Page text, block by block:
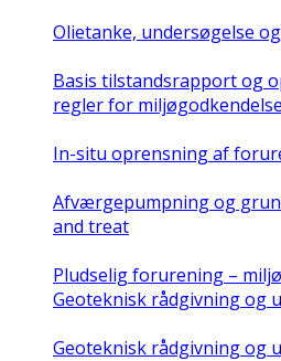
Olietanke, undersøgelse
Basis tilstandsrapport og
regler for miljøgodkendelse
In-situ oprensning af
Afværgepumpning og
and treat
Pludselig forurening –
Geoteknisk rådgivning og
Geoteknisk rådgivning og